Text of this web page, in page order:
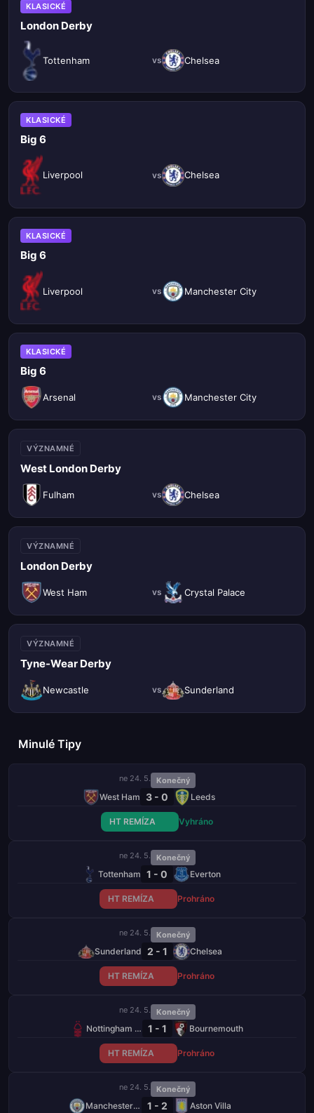
KLASICKÉ
London Derby
Tottenham vs Chelsea
KLASICKÉ
Big 6
Liverpool vs Chelsea
KLASICKÉ
Big 6
Liverpool vs Manchester City
KLASICKÉ
Big 6
Arsenal vs Manchester City
VÝZNAMNÉ
West London Derby
Fulham vs Chelsea
VÝZNAMNÉ
London Derby
West Ham vs Crystal Palace
VÝZNAMNÉ
Tyne-Wear Derby
Newcastle vs Sunderland
Minulé Tipy
ne 24. 5. Konečný
West Ham 3 - 0 Leeds
HT REMÍZA Vyhráno
ne 24. 5. Konečný
Tottenham 1 - 0 Everton
HT REMÍZA Prohráno
ne 24. 5. Konečný
Sunderland 2 - 1 Chelsea
HT REMÍZA Prohráno
ne 24. 5. Konečný
Nottingham Forest 1 - 1 Bournemouth
HT REMÍZA Prohráno
ne 24. 5. Konečný
Manchester City 1 - 2 Aston Villa